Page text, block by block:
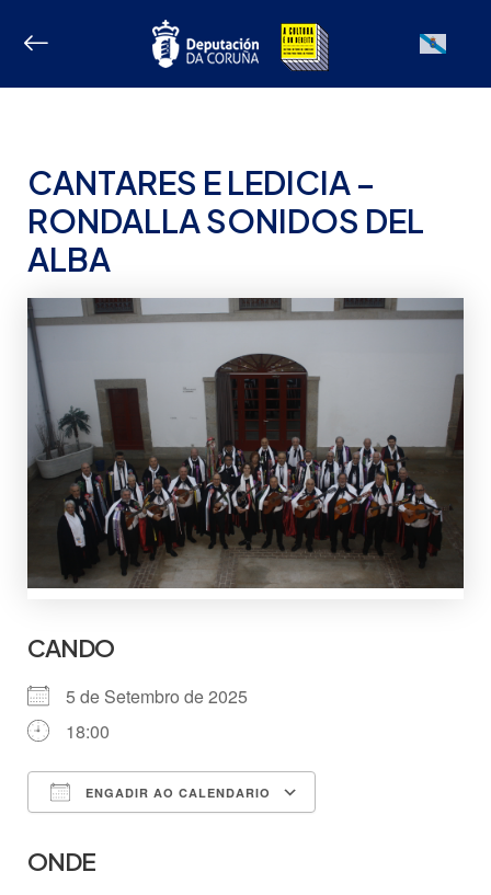
Galician
CANTARES E LEDICIA –
RONDALLA SONIDOS DEL
ALBA
CANDO
5 de Setembro de 2025
18:00
ENGADIR AO CALENDARIO
ONDE